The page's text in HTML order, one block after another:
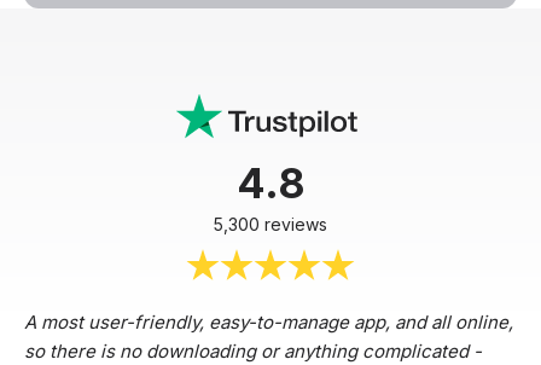
4.8
5,300 reviews
A most user-friendly, easy-to-manage app, and all online,
so there is no downloading or anything complicated -